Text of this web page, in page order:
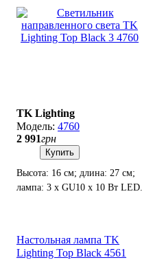
TK Lighting
4760
2 991грн
Купить
Высота: 16 см; длина: 27 см;
лампа: 3 х GU10 х 10 Вт LED.
Настольная лампа TK
Lighting Top Black 4561